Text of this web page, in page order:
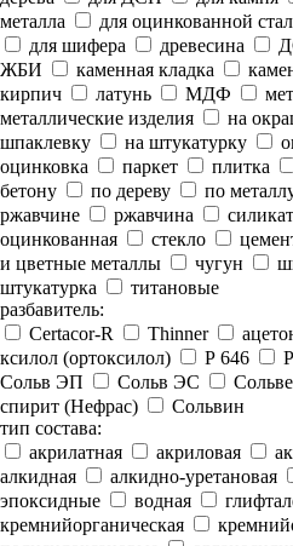
металла
для оцинкованной
для шифера
древесина
ЖБИ
каменная кладка
кирпич
латунь МДФ
металлические изделия
на
шпаклевку
на штукатурку
оцинковка
паркет плитка
бетону
по дереву по
ржавчине
ржавчина
оцинкованная
стекло
и цветные металлы
чугун
штукатурка
титановые
разбавитель:
Certacor-R
Thinner
ксилол (ортоксилол)
Р 646
Сольв ЭП
Сольв ЭС
спирит (Нефрас)
Сольвин
тип состава:
акрилатная
акриловая
алкидная
алкидно-уретановая
эпоксидные
водная
кремнийорганическая